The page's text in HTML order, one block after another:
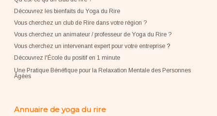
Découvrez les bienfaits du Yoga du Rire
Vous cherchez un club de Rire dans votre région ?
Vous cherchez un animateur / professeur de Yoga du Rire ?
Vous cherchez un intervenant expert pour votre entreprise?
Découvrez l'École du positif en 1 minute
Une Pratique Bénéfique pour la Relaxation Mentale des Personnes
Âgées
Annuaire de yoga du rire